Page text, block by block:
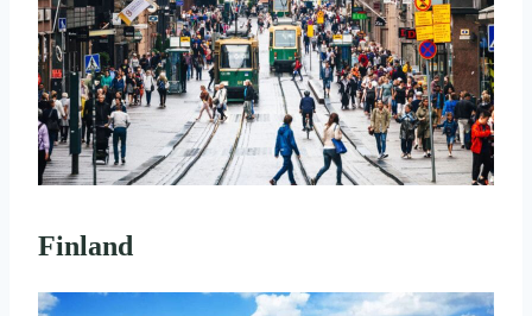
Finland